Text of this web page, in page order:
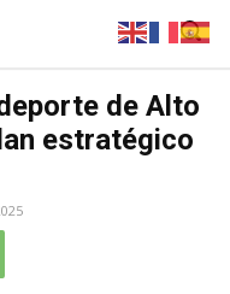
de Alto
estratégico